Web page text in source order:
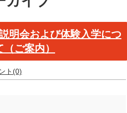
明会および体験入学につ
（ご案内）
ト(0)